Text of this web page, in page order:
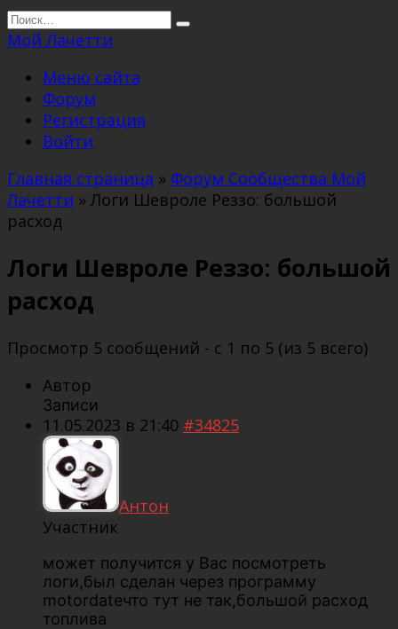
Перейти
к
Search
for:
Мой Лачетти
Меню сайта
Форум
Регистрация
Войти
Главная страница » Форум Сообщества Мой
Лачетти » Логи Шевроле Реззо: большой
расход
Логи Шевроле Реззо: большой
расход
Просмотр 5 сообщений - с 1 по 5 (из 5 всего)
Автор
Записи
11.05.2023 в 21:40 #34825
Антон
Участник
может получится у Вас посмотреть
логи,был сделан через программу
motordateчто тут не так,большой расход
топлива